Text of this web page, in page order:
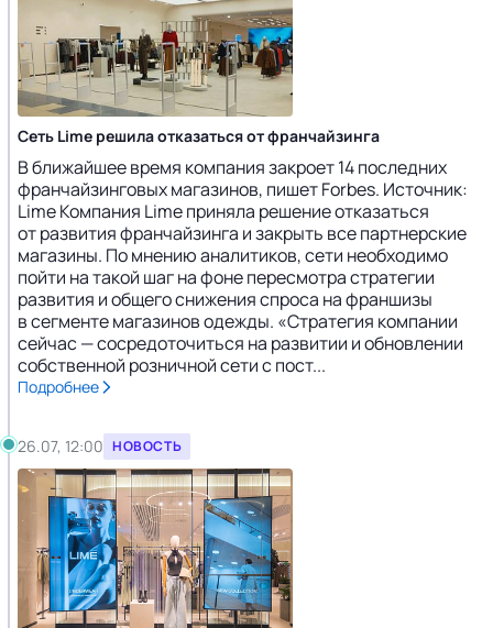
Сеть Lime решила отказаться от франчайзинга
В ближайшее время компания закроет 14 последних
франчайзинговых магазинов, пишет Forbes. Источник:
Lime Компания Lime приняла решение отказаться
от развития франчайзинга и закрыть все партнерские
магазины. По мнению аналитиков, сети необходимо
пойти на такой шаг на фоне пересмотра стратегии
развития и общего снижения спроса на франшизы
в сегменте магазинов одежды. «Стратегия компании
сейчас — сосредоточиться на развитии и обновлении
собственной розничной сети с пост...
Подробнее
26.07, 12:00 НОВОСТЬ